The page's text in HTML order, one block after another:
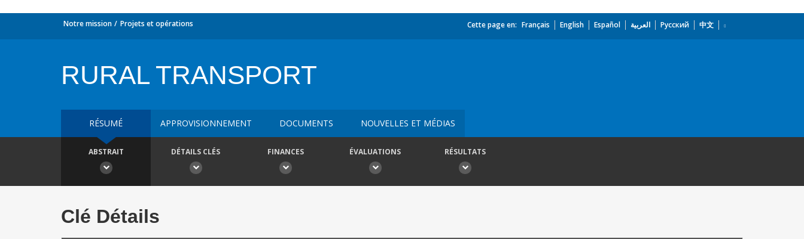
Notre mission Projets et opérations Cette page en: Français English Español العربية Русский 中文
RURAL TRANSPORT
RÉSUMÉ APPROVISIONNEMENT DOCUMENTS NOUVELLES ET MÉDIAS
ABSTRAIT DÉTAILS CLÉS FINANCES ÉVALUATIONS RÉSULTATS
Clé Détails